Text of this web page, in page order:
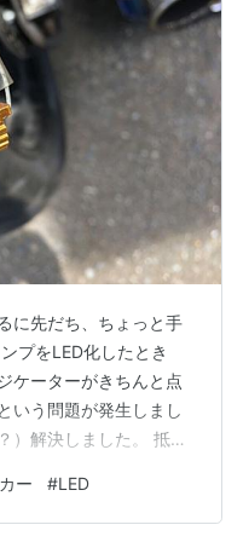
に先だち、ちょっと手
プをLED化したとき
ケーターがきちんと点
いう問題が発生しまし
）解決しました。 抵抗
LEDのウィンカー用
費電力が少なくても良
ー #LED